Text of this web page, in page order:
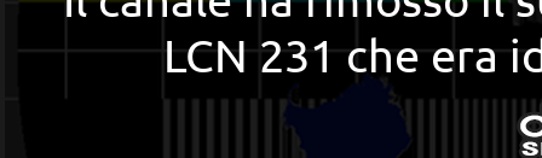
LCN 231 che era